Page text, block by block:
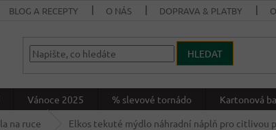
BLOG A RECEPTY O NÁS DOPRAVA & PLATBY
HLEDAT
Vánoce 2025 % slevové tornádo Kartonová
na ruce Elkos tekuté mýdlo náhradní náplň pro citlivou